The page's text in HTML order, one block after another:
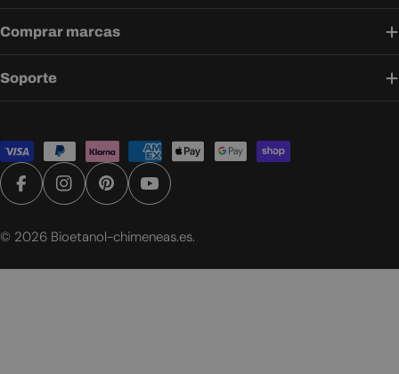
Comprar marcas
Soporte
Métodos
de
pagoFacebookInstagramPinterestYouTube
© 2026 Bioetanol-chimeneas.es.